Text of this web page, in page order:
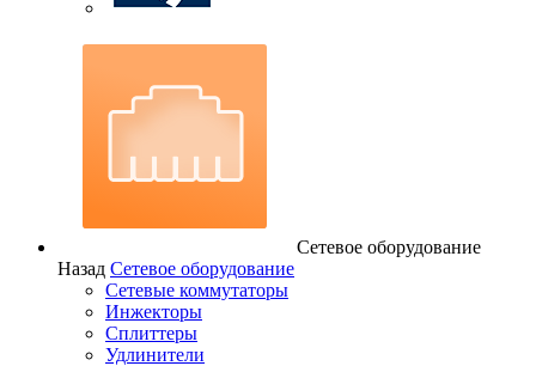
Сетевое оборудование
Назад Сетевое оборудование
Сетевые коммутаторы
Инжекторы
Сплиттеры
Удлинители